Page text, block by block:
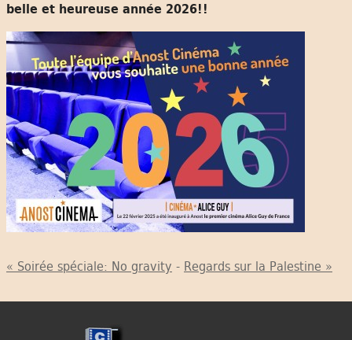
belle et heureuse année 2026!!
« Soirée spéciale: No gravity - Regards sur la Palestine »